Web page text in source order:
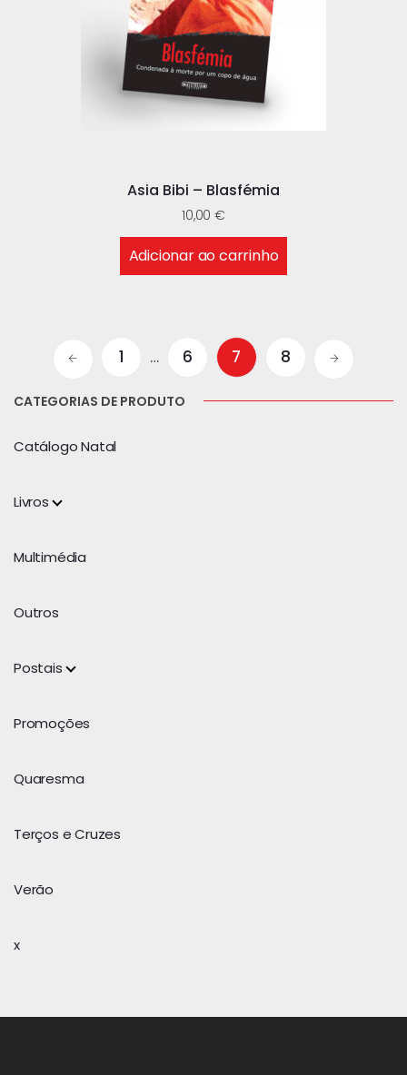
Asia Bibi – Blasfémia
10,00 €
Adicionar ao carrinho
1 … 6 7 8
CATEGORIAS DE PRODUTO
Catálogo Natal
Livros
Multimédia
Outros
Postais
Promoções
Quaresma
Terços e Cruzes
Verão
x